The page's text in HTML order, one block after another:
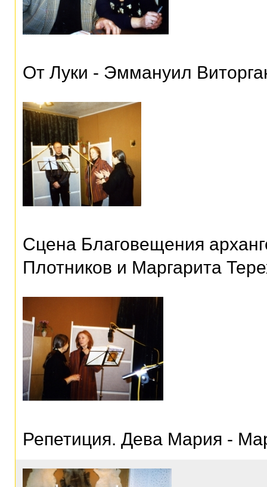
От Луки - Эммануил
Сцена Благовещения
Плотников и Маргарита
Репетиция. Дева Мария -